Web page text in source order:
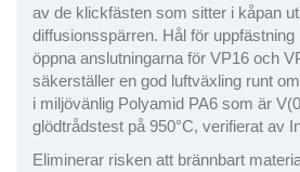
av de klickfästen som sitter i kåpan
diffusionsspärren. Hål för
öppna anslutningarna för VP16 och
säkerställer en god luftväxling runt
i miljövänlig Polyamid PA6 som är
glödtrådstest på 950°C, verifierat av
Eliminerar risken att brännbart